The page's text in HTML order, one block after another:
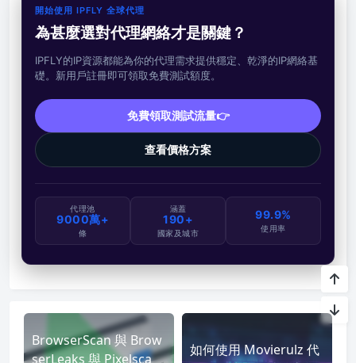
開始使用 IPFLY 全球代理
為甚麼選對代理網絡才是關鍵？
IPFLY的IP資源都能為你的代理需求提供穩定、乾淨的IP網絡基
礎。新用戶註冊即可領取免費測試額度。
免費領取測試流量👉
查看價格方案
代理池
9000萬+
條
涵蓋
190+
國家及城市
99.9%
使用率
BrowserScan 與 Brow
serLeaks 與 Pixelsca
如何使用 Movierulz 代